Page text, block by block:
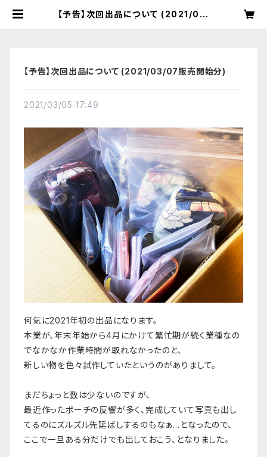
【予告】次回出品について (2021/03/
【予告】次回出品について (2021/03/07販売開始分)
2021/03/05 17:49
何気に2021年初の出品になります。
本業が、年末年始から4月にかけて繁忙期が続く業種なの
でなかなか作業時間が取れなかったのと、
新しい物を色々試作していたというのがありまして。
まだちょっと数は少ないのですが、
最近作ったポーチの反響が多く、完成していて写真も出し
てるのにズルズル先延ばしするのもなぁ…となったので、
ここで一旦ある分だけでも出しておこう、となりました。